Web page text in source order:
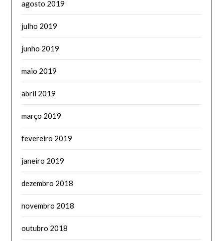
agosto 2019
julho 2019
junho 2019
maio 2019
abril 2019
março 2019
fevereiro 2019
janeiro 2019
dezembro 2018
novembro 2018
outubro 2018